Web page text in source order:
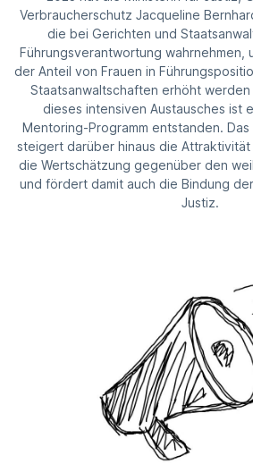
Verbraucherschutz Jacqueline
die bei Gerichten und
Führungsverantwortung wahrnehmen,
der Anteil von Frauen in
Staatsanwaltschaften erhöht werden
dieses intensiven Austausches ist
Mentoring-Programm entstanden.
steigert darüber hinaus die
die Wertschätzung gegenüber den
und fördert damit auch die Bindung
Justiz.